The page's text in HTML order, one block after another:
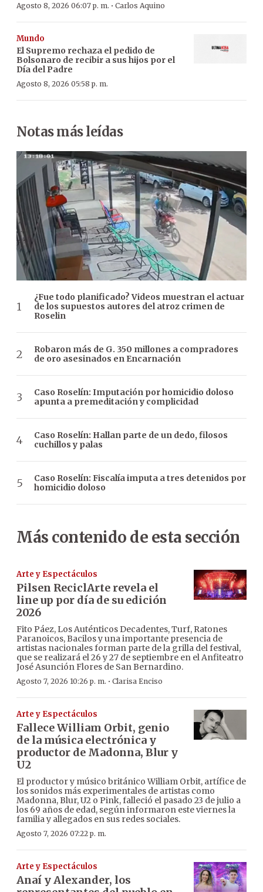
Agosto 8, 2026 06:07 p. m. · Carlos Aquino
Mundo
El Supremo rechaza el pedido de
Bolsonaro de recibir a sus hijos por el
Día del Padre
Agosto 8, 2026 05:58 p. m.
Notas más leídas
¿Fue todo planificado? Videos muestran el actuar
de los supuestos autores del atroz crimen de
Roselin
Robaron más de G. 350 millones a compradores
de oro asesinados en Encarnación
Caso Roselín: Imputación por homicidio doloso
apunta a premeditación y complicidad
Caso Roselín: Hallan parte de un dedo, filosos
cuchillos y palas
Caso Roselín: Fiscalía imputa a tres detenidos por
homicidio doloso
Más contenido de esta sección
Arte y Espectáculos
Pilsen ReciclArte revela el
line up por día de su edición
2026
Fito Páez, Los Auténticos Decadentes, Turf, Ratones
Paranoicos, Bacilos y una importante presencia de
artistas nacionales forman parte de la grilla del festival,
que se realizará el 26 y 27 de septiembre en el Anfiteatro
José Asunción Flores de San Bernardino.
Agosto 7, 2026 10:26 p. m. · Clarisa Enciso
Arte y Espectáculos
Fallece William Orbit, genio
de la música electrónica y
productor de Madonna, Blur y
U2
El productor y músico británico William Orbit, artífice de
los sonidos más experimentales de artistas como
Madonna, Blur, U2 o Pink, falleció el pasado 23 de julio a
los 69 años de edad, según informaron este viernes la
familia y allegados en sus redes sociales.
Agosto 7, 2026 07:22 p. m.
Arte y Espectáculos
Anaí y Alexander, los